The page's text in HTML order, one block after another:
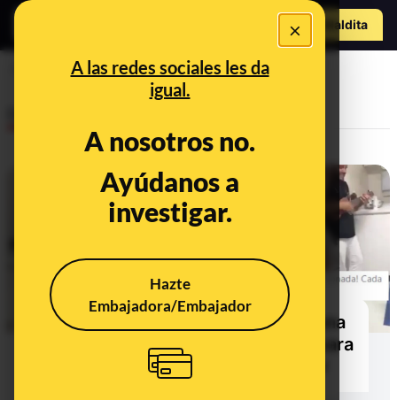
×
A las redes sociales les da
igual.
A nosotros no.
Ayúdanos a
investigar.
Hazte
Embajadora/Embajador
Hazte Maldito
No, si compartes este vídeo de una
niña no estarás donando dinero para
su supuesta operación de cáncer